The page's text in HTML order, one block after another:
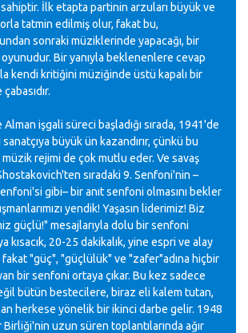
İlk etapta partinin arzuları büyük ve
tatmin edilmiş olur, fakat bu,
sonraki müziklerinde yapacağı, bir
Bir yanıyla beklenenlere cevap
kendi kritiğini müziğinde üstü kapalı bir
Alman işgali süreci başladığı sırada, 1941'de
sanatçıya büyük ün kazandırır, çünkü bu
müzik rejimi de çok mutlu eder. Ve savaş
sıradaki 9. Senfoni'nin –
gibi– bir anıt senfoni olmasını bekler
yendik! Yaşasın liderimiz! Biz
güçlü!" mesajlarıyla dolu bir senfoni
kısacık, 20-25 dakikalık, yine espri ve alay
"güç", "güçlülük" ve "zafer"adına hiçbir
bir senfoni ortaya çıkar. Bu kez sadece
bütün bestecilere, biraz eli kalem tutan,
herkese yönelik bir ikinci darbe gelir. 1948
Birliği'nin uzun süren toplantılarında ağır